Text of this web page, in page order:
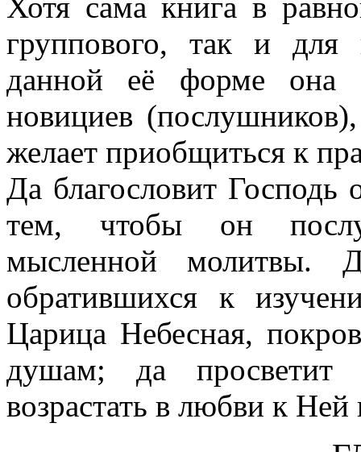
группового, так и для
данной её форме она
новициев
желает приобщиться к
Да благословит Господь
тем, чтобы он
мысленной молитвы.
обратившихся к
Царица Небесная,
душам; да
возрастать в любви к